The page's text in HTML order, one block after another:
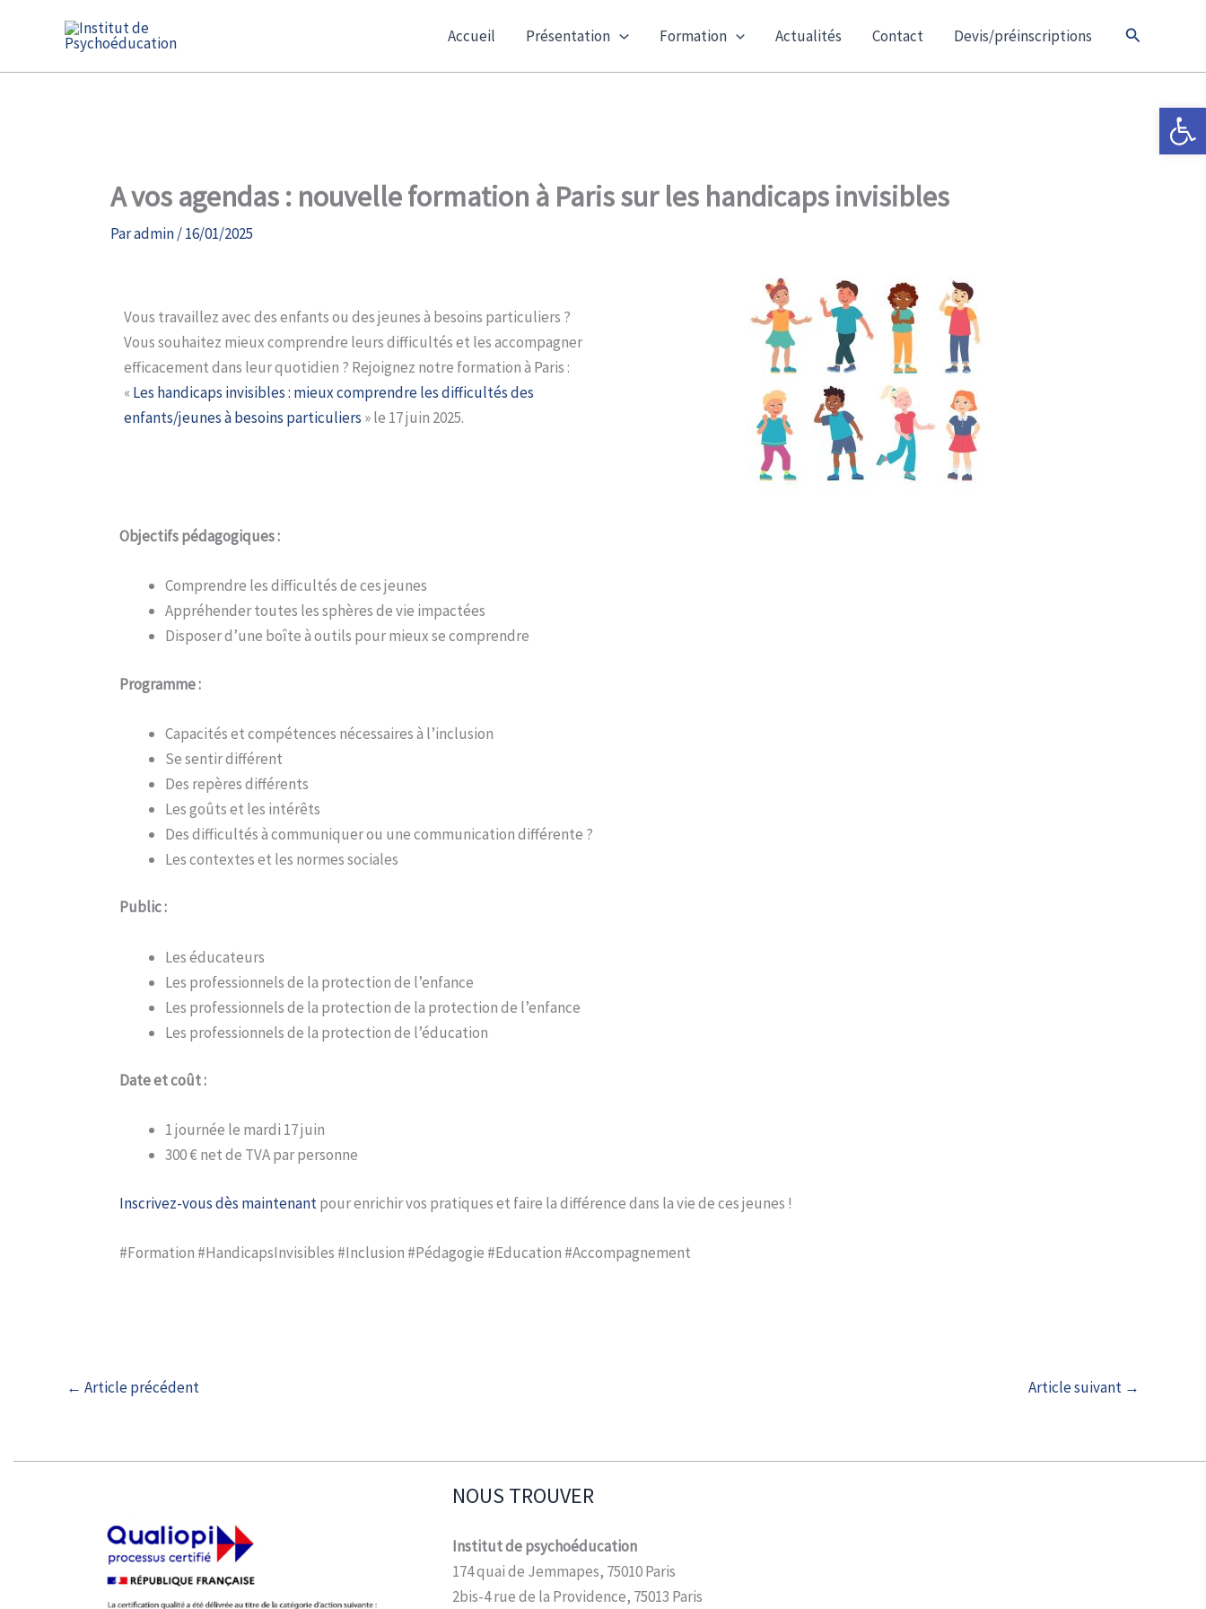
Ouvrir
Accueil Présentation Formation Actualités Contact Devis/préinscriptions Rechercher
A vos agendas : nouvelle formation à Paris sur les handicaps invisibles
Paradmin/16/01/2025
Vous travaillez avec des enfants ou des jeunes à besoins particuliers ?
Vous souhaitez mieux comprendre leurs difficultés et les accompagner
efficacement dans leur quotidien ? Rejoignez notre formation à Paris :
« Les handicaps invisibles : mieux comprendre les difficultés des
enfants/jeunes à besoins particuliers » le 17 juin 2025.
Objectifs pédagogiques :
Comprendre les difficultés de ces jeunes
Appréhender toutes les sphères de vie impactées
Disposer d’une boîte à outils pour mieux se comprendre
Programme :
Capacités et compétences nécessaires à l’inclusion
Se sentir différent
Des repères différents
Les goûts et les intérêts
Des difficultés à communiquer ou une communication différente ?
Les contextes et les normes sociales
Public :
Les éducateurs
Les professionnels de la protection de l’enfance
Les professionnels de la protection de la protection de l’enfance
Les professionnels de la protection de l’éducation
Date et coût :
1 journée le mardi 17 juin
300 € net de TVA par personne
Inscrivez-vous dès maintenantpour enrichir vos pratiques et faire la différence dans la vie de ces jeunes !
#Formation #HandicapsInvisibles #Inclusion #Pédagogie #Education #Accompagnement
← Article précédent Article suivant →
NOUS TROUVER
Institut de psychoéducation
174 quai de Jemmapes, 75010 Paris
2bis-4 rue de la Providence, 75013 Paris